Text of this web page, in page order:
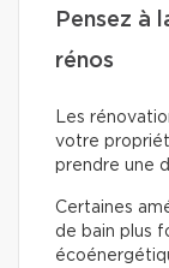
Pensez à
rénos
Les
votre
prendre une
Certaines
de bain plus